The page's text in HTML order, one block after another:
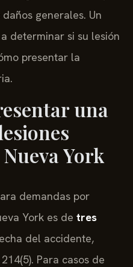
generales. Un
determinar si su lesión
presentar la
una
York
demandas por
York es de tres
del accidente,
214(5). Para casos de